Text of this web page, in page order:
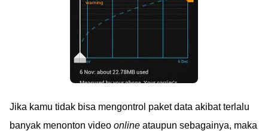
Jika kamu tidak bisa mengontrol paket data akibat terlalu
banyak menonton video online ataupun sebagainya, maka